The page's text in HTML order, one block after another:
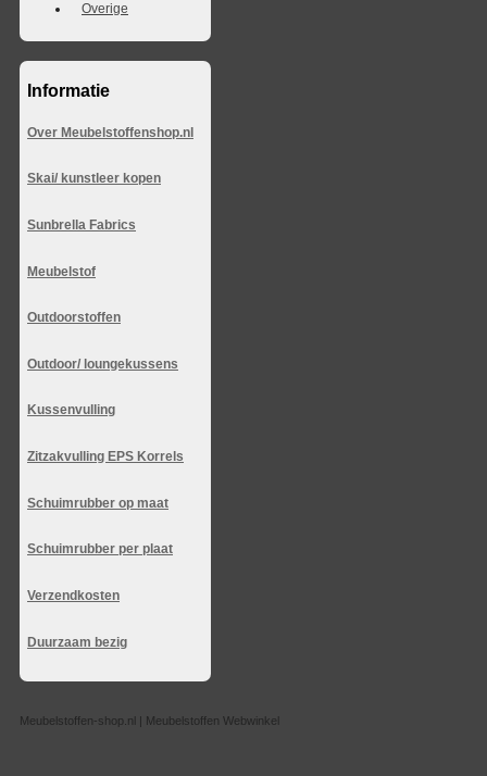
Overige
Informatie
Over Meubelstoffenshop.nl
Skai/ kunstleer kopen
Sunbrella Fabrics
Meubelstof
Outdoorstoffen
Outdoor/ loungekussens
Kussenvulling
Zitzakvulling EPS Korrels
Schuimrubber op maat
Schuimrubber per plaat
Verzendkosten
Duurzaam bezig
Meubelstoffen-shop.nl | Meubelstoffen Webwinkel